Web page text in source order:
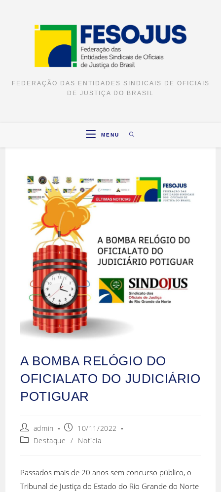
FEDERAÇÃO DAS ENTIDADES SINDICAIS DE OFICIAIS
DE JUSTIÇA DO BRASIL
MENU
A BOMBA RELÓGIO DO
OFICIALATO DO JUDICIÁRIO
POTIGUAR
admin
10/11/2022
Destaque / Notícia
Passados mais de 20 anos sem concurso público, o
Tribunal de Justiça do Estado do Rio Grande do Norte